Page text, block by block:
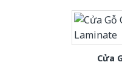
Cửa